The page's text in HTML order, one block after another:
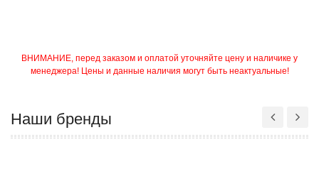
ВНИМАНИЕ, перед заказом и оплатой уточняйте цену и наличике у
менеджера! Цены и данные наличия могут быть неактуальные!
Наши бренды